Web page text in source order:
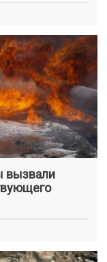
вызвали